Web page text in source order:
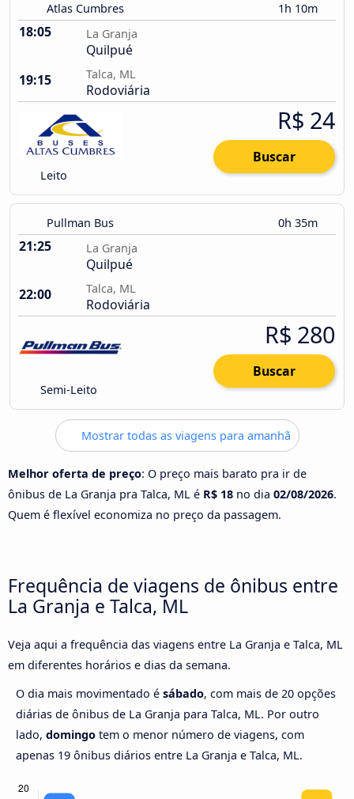
Atlas Cumbres 1h 10m
18:05 La Granja
Quilpué
19:15
Talca, ML
Rodoviária
Leito
R$ 24
Buscar
Pullman Bus 0h 35m
21:25 La Granja
Quilpué
22:00
Talca, ML
Rodoviária
Semi-Leito
R$ 280
Buscar
Mostrar todas as viagens para amanhã
Melhor oferta de preço: O preço mais barato pra ir de
ônibus de La Granja pra Talca, ML é R$ 18 no dia 02/08/2026.
Quem é flexível economiza no preço da passagem.
Frequência de viagens de ônibus entre
La Granja e Talca, ML
Veja aqui a frequência das viagens entre La Granja e Talca, ML
em diferentes horários e dias da semana.
O dia mais movimentado é sábado, com mais de 20 opções
diárias de ônibus de La Granja para Talca, ML. Por outro
lado, domingo tem o menor número de viagens, com
apenas 19 ônibus diários entre La Granja e Talca, ML.